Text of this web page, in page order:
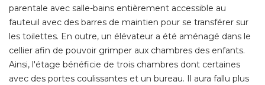
parentale avec salle-bains entièrement accessible au
fauteuil avec des barres de maintien pour se transférer sur
les toilettes. En outre, un élévateur a été aménagé dans le
cellier afin de pouvoir grimper aux chambres des enfants.
Ainsi, l'étage bénéficie de trois chambres dont certaines
avec des portes coulissantes et un bureau. Il aura fallu plus